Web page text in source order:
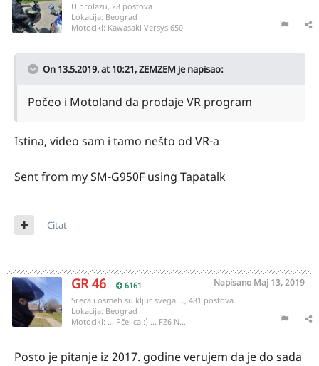
U prolazu, 28 postova
Lokacija: Beograd
Motocikl: Kawasaki Versys 650
On 13.5.2019. at 10:21,ZEMZEM je napisao:
Počeo i Motoland da prodaje VR program
Istina, video sam i tamo nešto od VR-a
Sent from my SM-G950F using Tapatalk
Citat
GR 46 6161 Napisano Maj 13, 2019
Sreca i osmeh su kljuc svega ..., 481 postova
Lokacija: Beograd
Motocikl: ... Pčelica :) ... FZ6 N...
Posto je pitanje iz 2017. godine verujem da je do sada